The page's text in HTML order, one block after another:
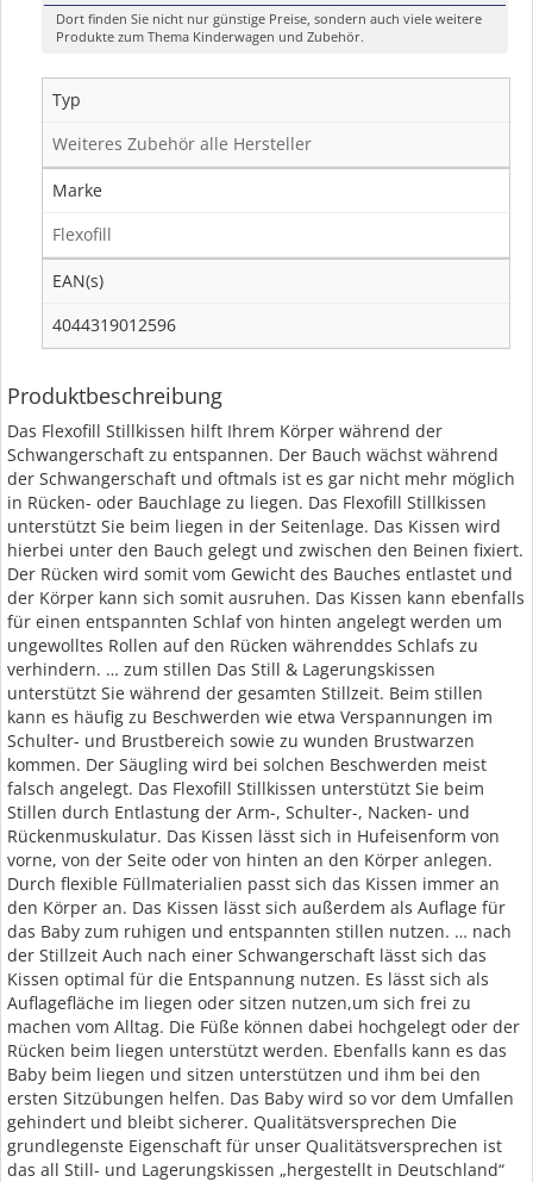
Dort finden Sie nicht nur günstige Preise, sondern auch viele weitere
Produkte zum Thema Kinderwagen und Zubehör.
Typ
Weiteres Zubehör alle Hersteller
Marke
Flexofill
EAN(s)
4044319012596
Produktbeschreibung
Das Flexofill Stillkissen hilft Ihrem Körper während der
Schwangerschaft zu entspannen. Der Bauch wächst während
der Schwangerschaft und oftmals ist es gar nicht mehr möglich
in Rücken- oder Bauchlage zu liegen. Das Flexofill Stillkissen
unterstützt Sie beim liegen in der Seitenlage. Das Kissen wird
hierbei unter den Bauch gelegt und zwischen den Beinen fixiert.
Der Rücken wird somit vom Gewicht des Bauches entlastet und
der Körper kann sich somit ausruhen. Das Kissen kann ebenfalls
für einen entspannten Schlaf von hinten angelegt werden um
ungewolltes Rollen auf den Rücken währenddes Schlafs zu
verhindern. … zum stillen Das Still & Lagerungskissen
unterstützt Sie während der gesamten Stillzeit. Beim stillen
kann es häufig zu Beschwerden wie etwa Verspannungen im
Schulter- und Brustbereich sowie zu wunden Brustwarzen
kommen. Der Säugling wird bei solchen Beschwerden meist
falsch angelegt. Das Flexofill Stillkissen unterstützt Sie beim
Stillen durch Entlastung der Arm-, Schulter-, Nacken- und
Rückenmuskulatur. Das Kissen lässt sich in Hufeisenform von
vorne, von der Seite oder von hinten an den Körper anlegen.
Durch flexible Füllmaterialien passt sich das Kissen immer an
den Körper an. Das Kissen lässt sich außerdem als Auflage für
das Baby zum ruhigen und entspannten stillen nutzen. … nach
der Stillzeit Auch nach einer Schwangerschaft lässt sich das
Kissen optimal für die Entspannung nutzen. Es lässt sich als
Auflagefläche im liegen oder sitzen nutzen,um sich frei zu
machen vom Alltag. Die Füße können dabei hochgelegt oder der
Rücken beim liegen unterstützt werden. Ebenfalls kann es das
Baby beim liegen und sitzen unterstützen und ihm bei den
ersten Sitzübungen helfen. Das Baby wird so vor dem Umfallen
gehindert und bleibt sicherer. Qualitätsversprechen Die
grundlegenste Eigenschaft für unser Qualitätsversprechen ist
das all Still- und Lagerungskissen „hergestellt in Deutschland“